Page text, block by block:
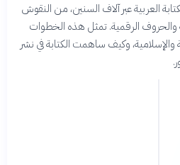
العربية عبر آلاف السنين، من النقوش
والحروف الرقمية. تمثل هذه الخطوات
والإسلامية، وكيف ساهمت الكتابة في نشر